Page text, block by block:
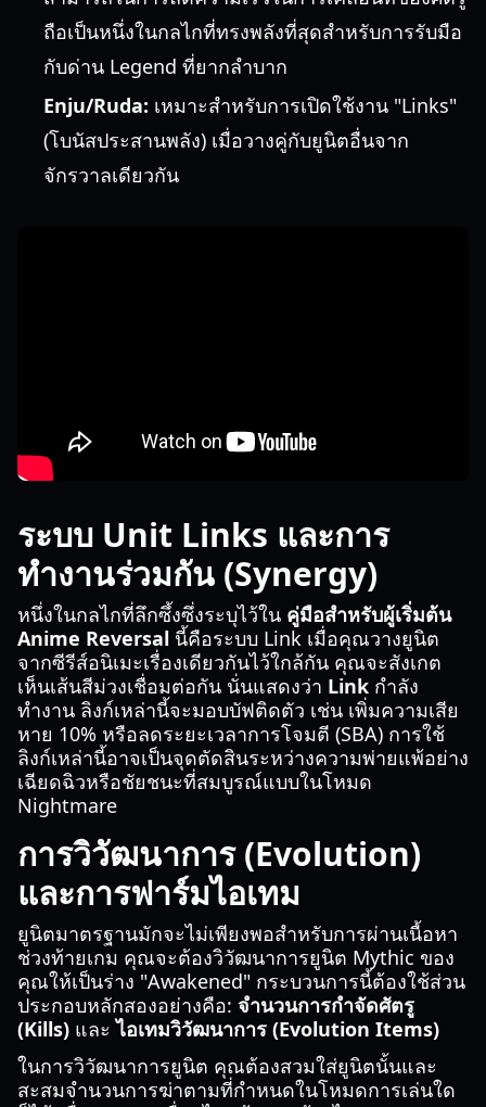
ถือเป็นหนึ่งในกลไกที่ทรงพลังที่สุดสำหรับการรับมือ
กับด่าน Legend ที่ยากลำบาก
Enju/Ruda: เหมาะสำหรับการเปิดใช้งาน "Links"
(โบนัสประสานพลัง) เมื่อวางคู่กับยูนิตอื่นจาก
จักรวาลเดียวกัน
ระบบ Unit Links และการ
ทำงานร่วมกัน (Synergy)
หนึ่งในกลไกที่ลึกซึ้งซึ่งระบุไว้ใน คู่มือสำหรับผู้เริ่มต้น
Anime Reversal นี้คือระบบ Link เมื่อคุณวางยูนิต
จากซีรีส์อนิเมะเรื่องเดียวกันไว้ใกล้กัน คุณจะสังเกต
เห็นเส้นสีม่วงเชื่อมต่อกัน นั่นแสดงว่า Link กำลัง
ทำงาน ลิงก์เหล่านี้จะมอบบัฟติดตัว เช่น เพิ่มความเสีย
หาย 10% หรือลดระยะเวลาการโจมตี (SBA) การใช้
ลิงก์เหล่านี้อาจเป็นจุดตัดสินระหว่างความพ่ายแพ้อย่าง
เฉียดฉิวหรือชัยชนะที่สมบูรณ์แบบในโหมด
Nightmare
การวิวัฒนาการ (Evolution)
และการฟาร์มไอเทม
ยูนิตมาตรฐานมักจะไม่เพียงพอสำหรับการผ่านเนื้อหา
ช่วงท้ายเกม คุณจะต้องวิวัฒนาการยูนิต Mythic ของ
คุณให้เป็นร่าง "Awakened" กระบวนการนี้ต้องใช้ส่วน
ประกอบหลักสองอย่างคือ: จำนวนการกำจัดศัตรู
(Kills) และไอเทมวิวัฒนาการ (Evolution Items)
ในการวิวัฒนาการยูนิต คุณต้องสวมใส่ยูนิตนั้นและ
สะสมจำนวนการฆ่าตามที่กำหนดในโหมดการเล่นใด